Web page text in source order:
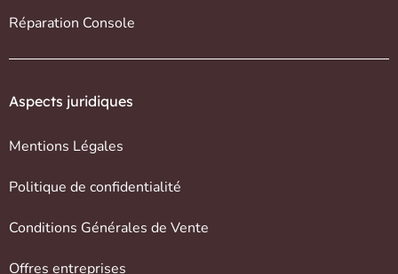
Réparation Console
Aspects juridiques
Mentions Légales
Politique de confidentialité
Conditions Générales de Vente
Offres entreprises